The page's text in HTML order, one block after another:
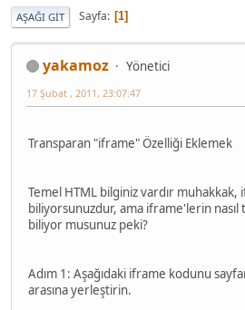
AŞAĞI GIT Sayfa 1
yakamoz Yönetici
17 Şubat , 2011, 23:07:47
Transparan "iframe" Özelliği Eklemek
Temel HTML bilginiz vardır
biliyorsunuzdur, ama iframe'lerin nasıl
biliyor musunuz peki?
Adım 1: Aşağıdaki iframe kodunu
arasına yerleştirin.